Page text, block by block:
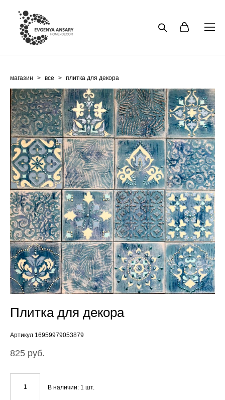
магазин > все > плитка для декора
Плитка для декора
Артикул 16959979053879
825 pуб.
В наличии: 1 шт.